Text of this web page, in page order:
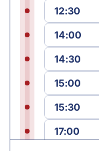
12:30
14:00
14:30
15:00
15:30
17:00